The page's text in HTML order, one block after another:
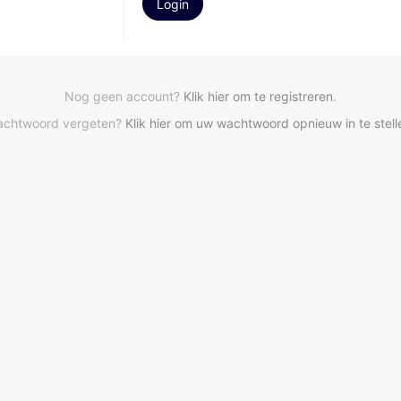
Nog geen account? Klik hier om te registreren.
vergeten? Klik hier om uw wachtwoord opnieuw in te